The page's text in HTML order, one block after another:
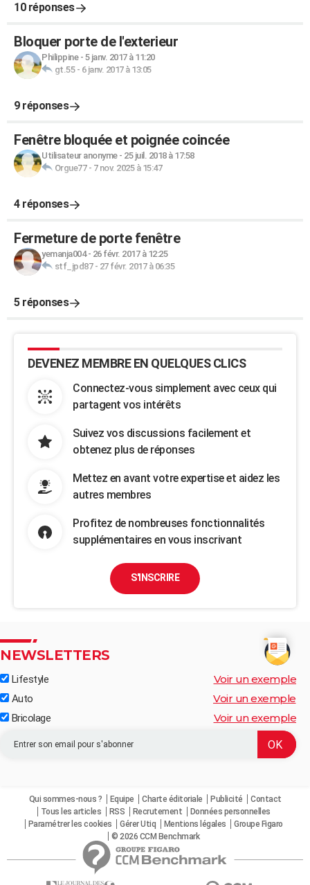
10 réponses
Bloquer porte de l'exterieur
Philippine- 5 janv. 2017 à 11:20
gt.55- 6 janv. 2017 à 13:05
9 réponses
Fenêtre bloquée et poignée coincée
Utilisateur anonyme- 25 juil. 2018 à 17:58
Orgue77- 7 nov. 2025 à 15:47
4 réponses
Fermeture de porte fenêtre
yemanja004- 26 févr. 2017 à 12:25
stf_jpd87- 27 févr. 2017 à 06:35
5 réponses
DEVENEZ MEMBRE EN QUELQUES CLICS
Connectez-vous simplement avec ceux qui
partagent vos intérêts
Suivez vos discussions facilement et
obtenez plus de réponses
Mettez en avant votre expertise et aidez les
autres membres
Profitez de nombreuses fonctionnalités
supplémentaires en vous inscrivant
S'INSCRIRE
NEWSLETTERS
Lifestyle Voir un exemple
Auto Voir un exemple
Bricolage Voir un exemple
Qui sommes-nous ? Equipe Charte éditoriale Publicité
Contact
Tous les articles
RSS Recrutement
Données personnelles
Paramétrer les cookies
Gérer Utiq Mentions légales
Groupe Figaro
© 2026 CCM Benchmark